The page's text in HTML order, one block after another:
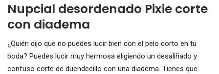
Nupcial desordenado Pixie corte
con diadema
¿Quién dijo que no puedes lucir bien con el pelo corto en tu
boda? Puedes lucir muy hermosa eligiendo un desaliñado y
confuso corte de duendecillo con una diadema. Tienes que